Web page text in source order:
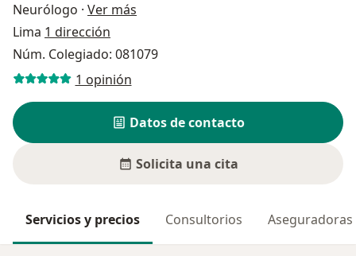
Neurólogo · Ver más
Lima 1 dirección
Núm. Colegiado: 081079
1 opinión
Datos de contacto
Solicita una cita
Servicios y precios Consultorios Aseguradoras